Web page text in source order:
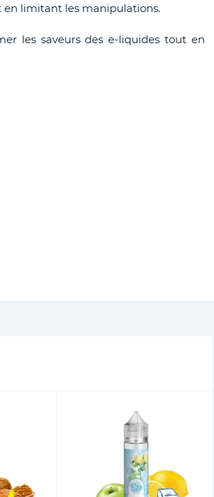
en limitant les manipulations.
les saveurs des e-liquides tout en